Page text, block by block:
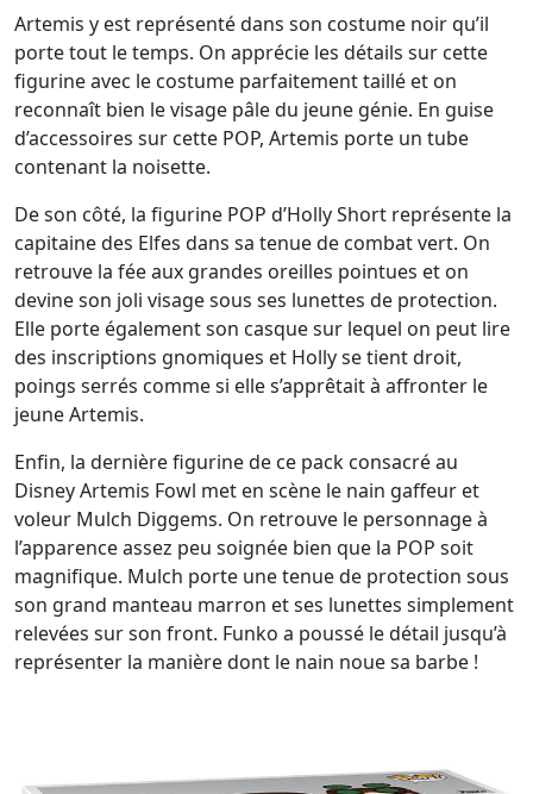
Artemis y est représenté dans son costume noir qu’il
porte tout le temps. On apprécie les détails sur cette
figurine avec le costume parfaitement taillé et on
reconnaît bien le visage pâle du jeune génie. En guise
d’accessoires sur cette POP, Artemis porte un tube
contenant la noisette.
De son côté, la figurine POP d’Holly Short représente la
capitaine des Elfes dans sa tenue de combat vert. On
retrouve la fée aux grandes oreilles pointues et on
devine son joli visage sous ses lunettes de protection.
Elle porte également son casque sur lequel on peut lire
des inscriptions gnomiques et Holly se tient droit,
poings serrés comme si elle s’apprêtait à affronter le
jeune Artemis.
Enfin, la dernière figurine de ce pack consacré au
Disney Artemis Fowl met en scène le nain gaffeur et
voleur Mulch Diggems. On retrouve le personnage à
l’apparence assez peu soignée bien que la POP soit
magnifique. Mulch porte une tenue de protection sous
son grand manteau marron et ses lunettes simplement
relevées sur son front. Funko a poussé le détail jusqu’à
représenter la manière dont le nain noue sa barbe !